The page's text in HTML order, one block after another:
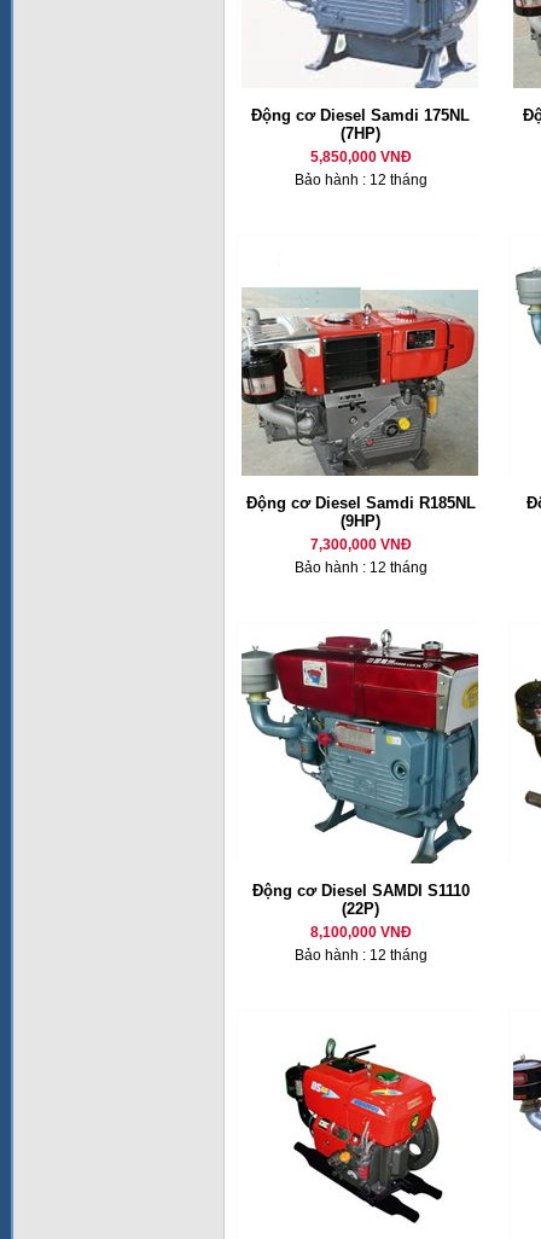
Động cơ Diesel Samdi 175NL
(7HP)
5,850,000 VNĐ
Bảo hành : 12 tháng
Động cơ Diesel Samdi R185NL
(9HP)
7,300,000 VNĐ
Bảo hành : 12 tháng
Động cơ Diesel SAMDI S1110
(22P)
8,100,000 VNĐ
Bảo hành : 12 tháng